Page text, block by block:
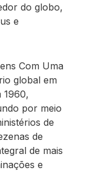
do globo,
e
Com Uma
global em
1960,
por meio
de
de
de mais
e